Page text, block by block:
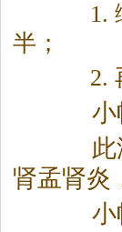
1. 绿
半；
2.
小帖
此汤
肾孟肾炎
小帖